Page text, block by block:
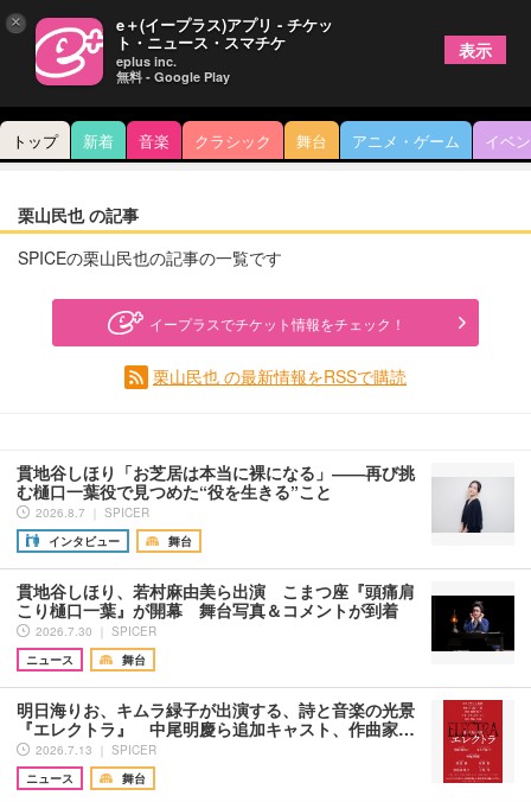
トップ 新着 音楽 クラシック 舞台 アニメ・ゲーム イベ
栗山民也 の記事
SPICEの栗山民也の記事の一覧です
イープラスでチケット情報をチェック！
栗山民也 の最新情報をRSSで購読
貫地谷しほり「お芝居は本当に裸になる」――再び挑
む樋口一葉役で見つめた“役を生きる”こと
2026.8.7 ｜ SPICER
インタビュー
舞台
貫地谷しほり、若村麻由美ら出演 こまつ座『頭痛肩
こり樋口一葉』が開幕 舞台写真＆コメントが到着
2026.7.30 ｜ SPICER
ニュース
舞台
明日海りお、キムラ緑子が出演する、詩と音楽の光景
『エレクトラ』 中尾明慶ら追加キャスト、作曲家…
2026.7.13 ｜ SPICER
ニュース
舞台
× e＋(イープラス)アプリ - チケッ
ト・ニュース・スマチケ
eplus inc.
無料 - Google Play
表示